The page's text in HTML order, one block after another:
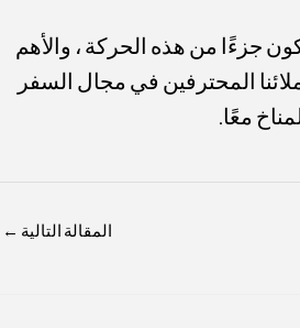
جزءًا من هذه الحركة ، والأهم
المحترفين في مجال السفر
معًا.
المقالة التالية ←